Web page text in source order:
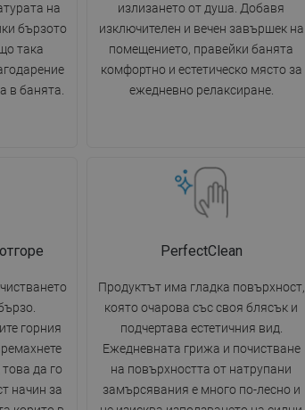
на
бързото
така
в банята.
излизането от душа. Добавя
изключителен и вечен завършек на
помещението, правейки банята
комфортно и естетическо място за
ежедневно релаксиране.
горния
да го
начин за
PerfectClean
Продуктът има гладка повърхност,
която очарова със своя блясък и
подчертава естетичния вид.
Ежедневната грижа и почистване
на повърхността от натрупани
замърсявания е много по-лесно и